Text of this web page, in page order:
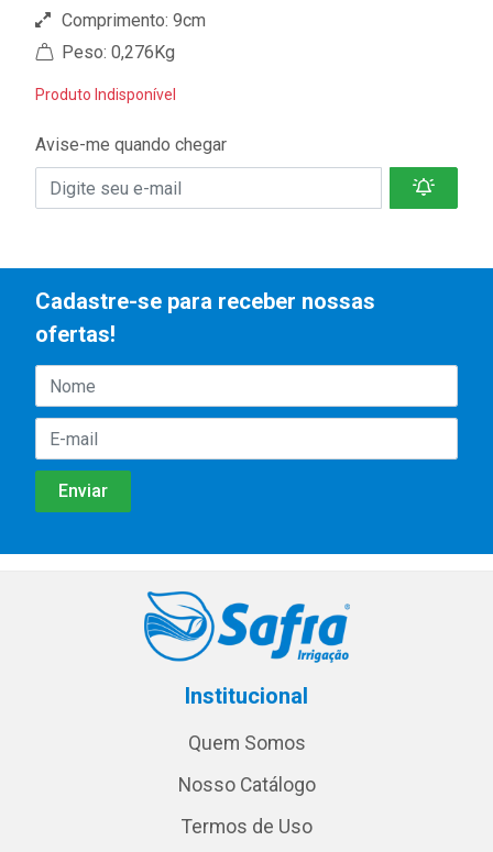
Comprimento: 9cm
Peso: 0,276Kg
Produto Indisponível
Avise-me quando chegar
Cadastre-se para receber nossas
ofertas!
Institucional
Quem Somos
Nosso Catálogo
Termos de Uso